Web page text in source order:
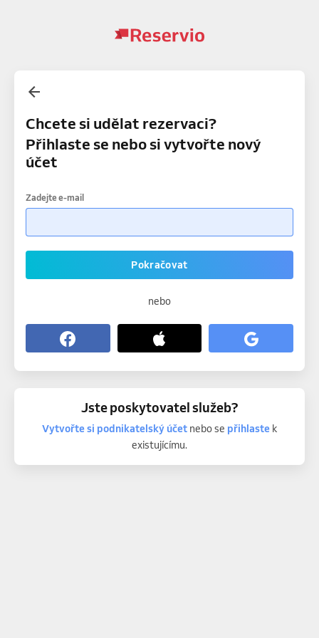
Chcete si udělat rezervaci?
Přihlaste se nebo si vytvořte nový
účet
Zadejte e-mail
Pokračovat
nebo
Jste poskytovatel služeb?
Vytvořte si podnikatelský účetnebo se přihlastek
existujícímu.